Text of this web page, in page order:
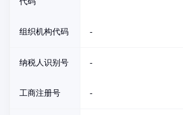
组织机构代码 -
纳税人识别号 -
工商注册号 -